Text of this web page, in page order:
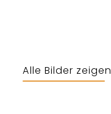
Alle Bilder zeigen